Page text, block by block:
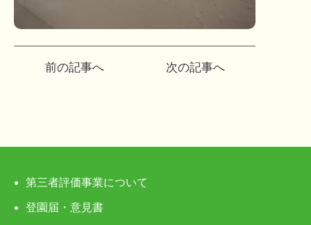
ビ
ゲ
ー
前の記事へ 次の記事へ
第三者評価事業について
登園届・意見書